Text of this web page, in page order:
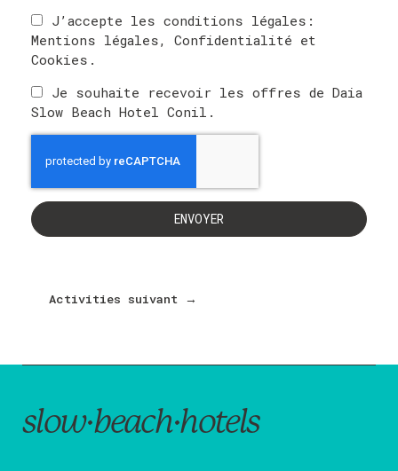
J’accepte les conditions légales:
Mentions légales, Confidentialité et
Cookies .
Je souhaite recevoir les offres de Daia
Slow Beach Hotel Conil.
ENVOYER
Activities suivant →
slow·beach·hotels